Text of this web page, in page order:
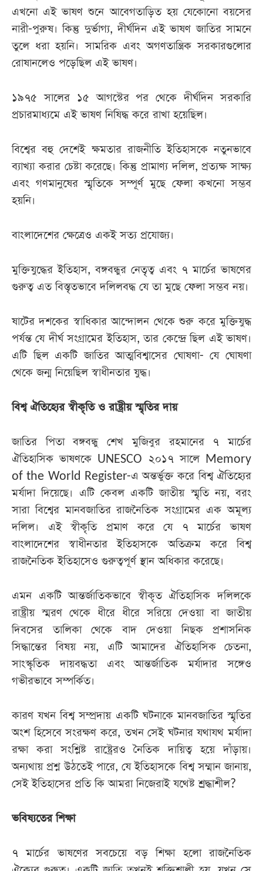
এখনো এই ভাষণ শুনে আবেগতাড়িত হয় যেকোনো বয়সের
নারী-পুরুষ। কিন্তু দুর্ভাগ্য, দীর্ঘদিন এই ভাষণ জাতির সামনে
তুলে ধরা হয়নি। সামরিক এবং অগণতান্ত্রিক সরকারগুলোর
রোষানলেও পড়েছিল এই ভাষণ।
১৯৭৫ সালের ১৫ আগস্টের পর থেকে দীর্ঘদিন সরকারি
প্রচারমাধ্যমে এই ভাষণ নিষিদ্ধ করে রাখা হয়েছিল।
বিশ্বের বহু দেশেই ক্ষমতার রাজনীতি ইতিহাসকে নতুনভাবে
ব্যাখ্যা করার চেষ্টা করেছে। কিন্তু প্রামাণ্য দলিল, প্রত্যক্ষ সাক্ষ্য
এবং গণমানুষের স্মৃতিকে সম্পূর্ণ মুছে ফেলা কখনো সম্ভব
হয়নি।
বাংলাদেশের ক্ষেত্রেও একই সত্য প্রযোজ্য।
মুক্তিযুদ্ধের ইতিহাস, বঙ্গবন্ধুর নেতৃত্ব এবং ৭ মার্চের ভাষণের
গুরুত্ব এত বিস্তৃতভাবে দলিলবদ্ধ যে তা মুছে ফেলা সম্ভব নয়।
ষাটের দশকের স্বাধিকার আন্দোলন থেকে শুরু করে মুক্তিযুদ্ধ
পর্যন্ত যে দীর্ঘ সংগ্রামের ইতিহাস, তার কেন্দ্রে ছিল এই ভাষণ।
এটি ছিল একটি জাতির আত্মবিশ্বাসের ঘোষণা- যে ঘোষণা
থেকে জন্ম নিয়েছিল স্বাধীনতার যুদ্ধ।
বিশ্ব ঐতিহ্যের স্বীকৃতি ও রাষ্ট্রীয় স্মৃতির দায়
জাতির পিতা বঙ্গবন্ধু শেখ মুজিবুর রহমানের ৭ মার্চের
ঐতিহাসিক ভাষণকে UNESCO ২০১৭ সালে Memory
of the World Register-এ অন্তর্ভুক্ত করে বিশ্ব ঐতিহ্যের
মর্যাদা দিয়েছে। এটি কেবল একটি জাতীয় স্মৃতি নয়, বরং
সারা বিশ্বের মানবজাতির রাজনৈতিক সংগ্রামের এক অমূল্য
দলিল। এই স্বীকৃতি প্রমাণ করে যে ৭ মার্চের ভাষণ
বাংলাদেশের স্বাধীনতার ইতিহাসকে অতিক্রম করে বিশ্ব
রাজনৈতিক ইতিহাসেও গুরুত্বপূর্ণ স্থান অধিকার করেছে।
এমন একটি আন্তর্জাতিকভাবে স্বীকৃত ঐতিহাসিক দলিলকে
রাষ্ট্রীয় স্মরণ থেকে ধীরে ধীরে সরিয়ে দেওয়া বা জাতীয়
দিবসের তালিকা থেকে বাদ দেওয়া নিছক প্রশাসনিক
সিদ্ধান্তের বিষয় নয়, এটি আমাদের ঐতিহাসিক চেতনা,
সাংস্কৃতিক দায়বদ্ধতা এবং আন্তর্জাতিক মর্যাদার সঙ্গেও
গভীরভাবে সম্পর্কিত।
কারণ যখন বিশ্ব সম্প্রদায় একটি ঘটনাকে মানবজাতির স্মৃতির
অংশ হিসেবে সংরক্ষণ করে, তখন সেই ঘটনার যথাযথ মর্যাদা
রক্ষা করা সংশ্লিষ্ট রাষ্ট্রেরও নৈতিক দায়িত্ব হয়ে দাঁড়ায়।
অন্যথায় প্রশ্ন উঠতেই পারে, যে ইতিহাসকে বিশ্ব সম্মান জানায়,
সেই ইতিহাসের প্রতি কি আমরা নিজেরাই যথেষ্ট শ্রদ্ধাশীল?
ভবিষ্যতের শিক্ষা
৭ মার্চের ভাষণের সবচেয়ে বড় শিক্ষা হলো রাজনৈতিক